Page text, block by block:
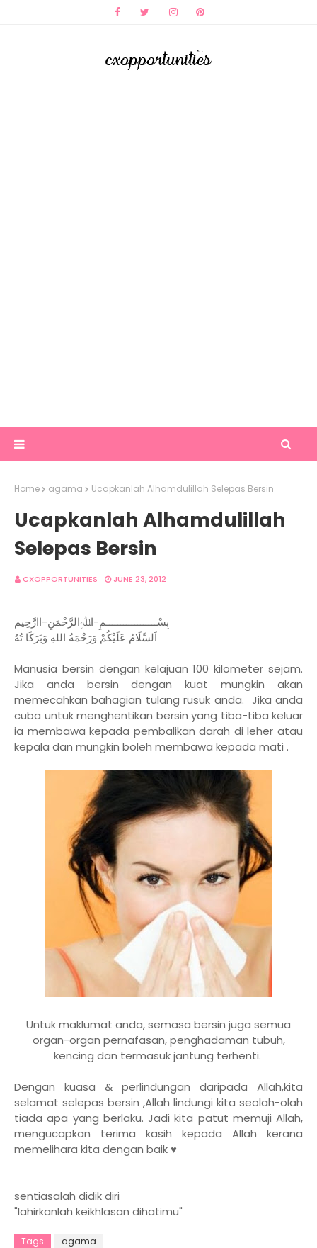
Home agama Ucapkanlah Alhamdulillah Selepas Bersin
Ucapkanlah Alhamdulillah
Selepas Bersin
CXOPPORTUNITIES JUNE 23, 2012
بِسْــــــــــــــــــمِ-اﷲِالرَّحْمَنِ-اارَّحِيم
اَلسَّلَامُ عَلَيْكُمْ وَرَحْمَةُ اللهِ وَبَرَكَا تُهُ
Manusia bersin dengan kelajuan 100 kilometer sejam.
Jika anda bersin dengan kuat mungkin akan
memecahkan bahagian tulang rusuk anda. Jika anda
cuba untuk menghentikan bersin yang tiba-tiba keluar
ia membawa kepada pembalikan darah di leher atau
kepala dan mungkin boleh membawa kepada mati .
Untuk maklumat anda, semasa bersin juga semua
organ-organ pernafasan, penghadaman tubuh,
kencing dan termasuk jantung terhenti.
Dengan kuasa & perlindungan daripada Allah,kita
selamat selepas bersin ,Allah lindungi kita seolah-olah
tiada apa yang berlaku. Jadi kita patut memuji Allah,
mengucapkan terima kasih kepada Allah kerana
memelihara kita dengan baik ♥
sentiasalah didik diri
"lahirkanlah keikhlasan dihatimu"
Tags agama